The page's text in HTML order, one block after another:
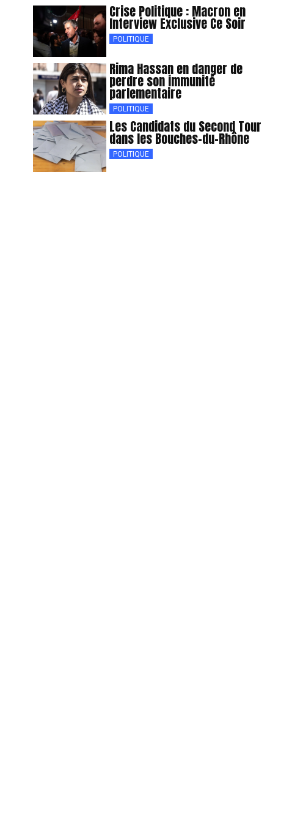
Crise Politique : Macron en
Interview Exclusive Ce Soir
POLITIQUE
Rima Hassan en danger de
perdre son immunité
parlementaire
POLITIQUE
Les Candidats du Second Tour
dans les Bouches-du-Rhône
POLITIQUE